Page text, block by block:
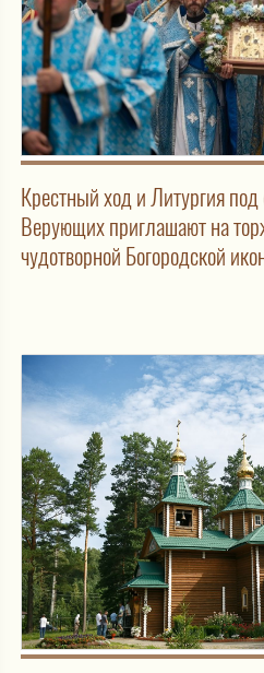
Крестный ход и Литургия
Верующих приглашают на
чудотворной Богородской